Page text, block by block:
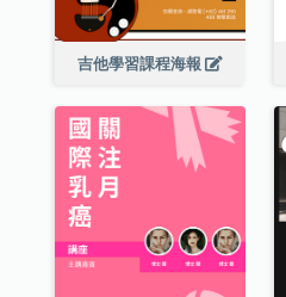
吉他學習課程海報